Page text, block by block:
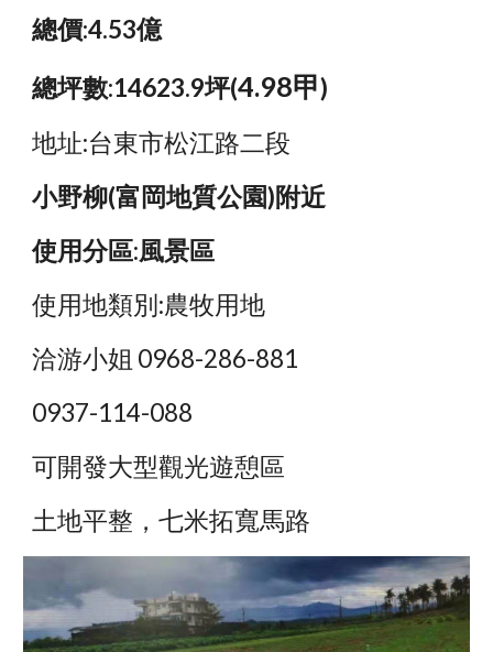
總價:4.53億
總坪數:14623.9坪(4.98甲)
地址:台東市松江路二段
小野柳(富岡地質公園)附近
使用分區:風景區
使用地類別:農牧用地
洽游小姐 0968-286-881
0937-114-088
可開發大型觀光遊憩區
土地平整，七米拓寬馬路